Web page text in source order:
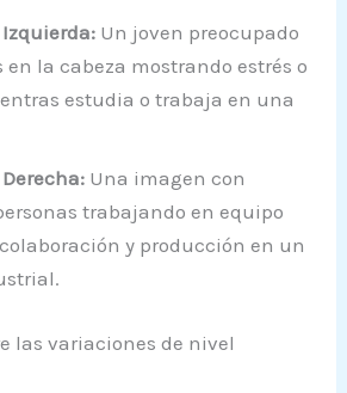
Un joven preocupado
la cabeza mostrando estrés o
estudia o trabaja en una
Una imagen con
trabajando en equipo
y producción en un
las variaciones de nivel